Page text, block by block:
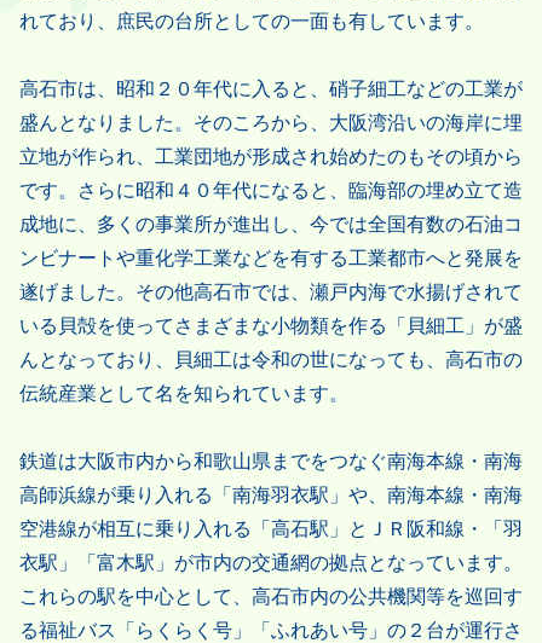
れており、庶民の台所としての一面も有しています。
高石市は、昭和２０年代に入ると、硝子細工などの工業が
盛んとなりました。そのころから、大阪湾沿いの海岸に埋
立地が作られ、工業団地が形成され始めたのもその頃から
です。さらに昭和４０年代になると、臨海部の埋め立て造
成地に、多くの事業所が進出し、今では全国有数の石油コ
ンビナートや重化学工業などを有する工業都市へと発展を
遂げました。その他高石市では、瀬戸内海で水揚げされて
いる貝殻を使ってさまざまな小物類を作る「貝細工」が盛
んとなっており、貝細工は令和の世になっても、高石市の
伝統産業として名を知られています。
鉄道は大阪市内から和歌山県までをつなぐ南海本線・南海
高師浜線が乗り入れる「南海羽衣駅」や、南海本線・南海
空港線が相互に乗り入れる「高石駅」とＪＲ阪和線・「羽
衣駅」「富木駅」が市内の交通網の拠点となっています。
これらの駅を中心として、高石市内の公共機関等を巡回す
る福祉バス「らくらく号」「ふれあい号」の２台が運行さ